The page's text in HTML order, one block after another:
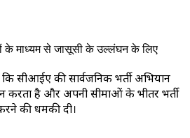
के माध्यम से जासूसी के उल्लंघन के लिए
सीआईए की सार्वजनिक भर्ती अभियान
करता है और अपनी सीमाओं के भीतर भर्ती
की धमकी दी।